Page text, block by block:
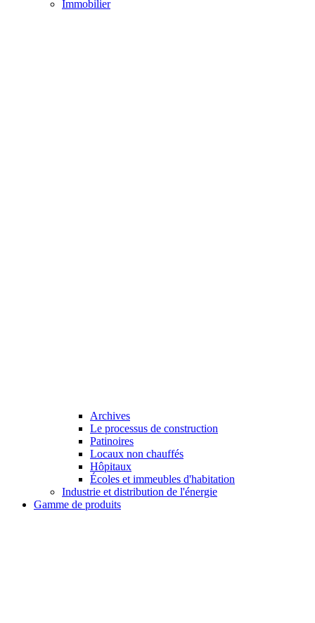
Immobilier
Archives
Le processus de construction
Patinoires
Locaux non chauffés
Hôpitaux
Écoles et immeubles d'habitation
Industrie et distribution de l'énergie
Gamme de produits